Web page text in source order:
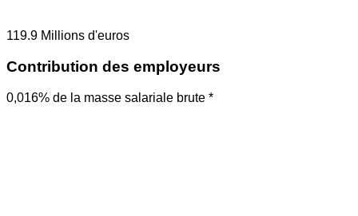
119.9 Millions d'euros
Contribution des employeurs
0,016% de la masse salariale brute *